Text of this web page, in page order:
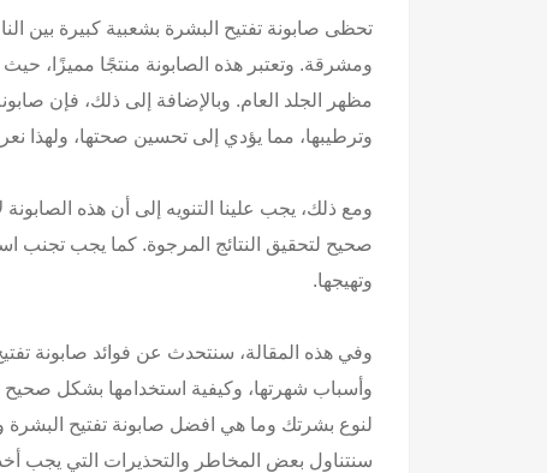
تحظى صابونة تفتيح البشرة بشعبية كبيرة بين
ومشرقة. وتعتبر هذه الصابونة منتجًا مميزًا،
مظهر الجلد العام. وبالإضافة إلى ذلك، فإن
وترطيبها، مما يؤدي إلى تحسين صحتها، ولهذا
ومع ذلك، يجب علينا التنويه إلى أن هذه
صحيح لتحقيق النتائج المرجوة. كما يجب
وتهيجها.
وفي هذه المقالة، سنتحدث عن فوائد صابونة
وأسباب شهرتها، وكيفية استخدامها بشكل صحيح
لنوع بشرتك وما هي افضل صابونة تفتيح البشرة
سنتناول بعض المخاطر والتحذيرات التي يجب